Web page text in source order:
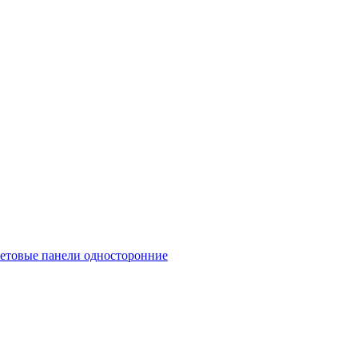
панели односторонние